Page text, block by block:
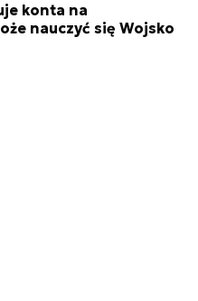
konta na
nauczyć się Wojsko